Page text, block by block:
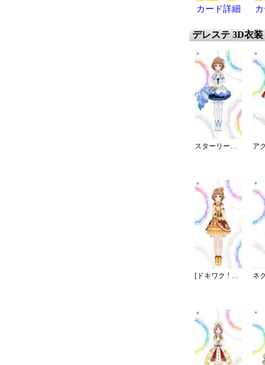
カード詳細
デレステ 3D衣装